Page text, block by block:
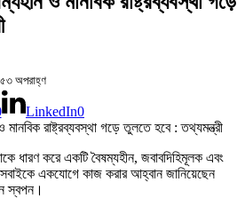
অপরাহ্ণ
LinkedIn0
ধারণ করে একটি বৈষম্যহীন, জবাবদিহিমূলক এবং
সবাইকে একযোগে কাজ করার আহ্বান জানিয়েছেন
স্বপন।